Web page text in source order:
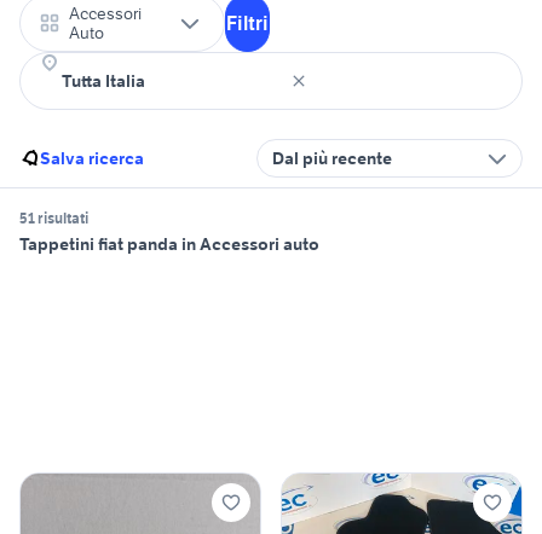
Accessori
Auto
Filtri
Salva ricerca Dal più recente
51 risultati
Tappetini fiat panda in Accessori auto